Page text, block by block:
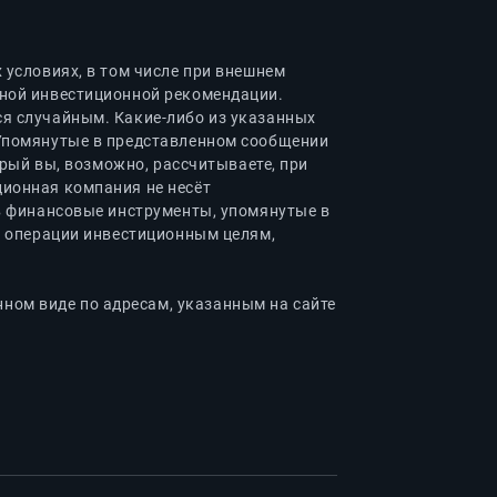
в том числе при внешнем
инвестиционной рекомендации.
случайным. Какие-либо из указанных
в представленном сообщении
вы, возможно, рассчитываете, при
компания не несёт
финансовые инструменты, упомянутые в
операции инвестиционным целям,
виде по адресам, указанным на сайте